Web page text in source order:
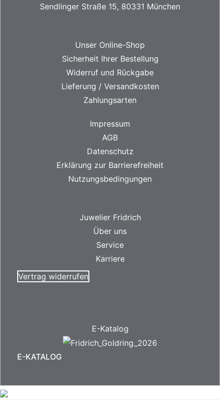
Sendlinger Straße 15, 80331 München
Unser Online-Shop
Sicherheit Ihrer Bestellung
Widerruf und Rückgabe
Lieferung / Versandkosten
Zahlungsarten
Impressum
AGB
Datenschutz
Erklärung zur Barrierefreiheit
Nutzungsbedingungen
Juwelier Fridrich
Über uns
Service
Karriere
Vertrag widerrufen
E-Katalog
E-KATALOG